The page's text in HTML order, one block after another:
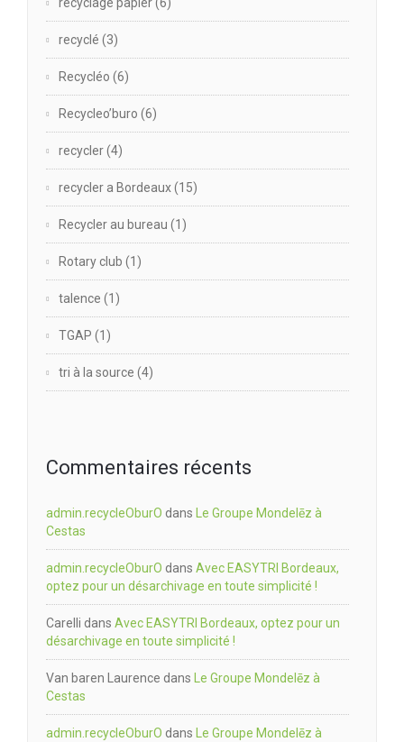
recyclé (3)
Recycléo (6)
Recycleo’buro (6)
recycler(4)
recycler a Bordeaux(15)
Recycler au bureau (1)
Rotary club (1)
talence (1)
TGAP (1)
tri à la source (4)
Commentaires récents
admin.recycleOburO dans
Le Groupe Mondelēz à
Cestas
admin.recycleOburO dans Avec EASYTRI Bordeaux,
optez pour un désarchivage en toute simplicité !
Carelli dans Avec EASYTRI Bordeaux, optez pour un
désarchivage en toute simplicité !
Van baren Laurence dans
Le Groupe Mondelēz à
Cestas
admin.recycleOburO dans
Le Groupe Mondelēz à